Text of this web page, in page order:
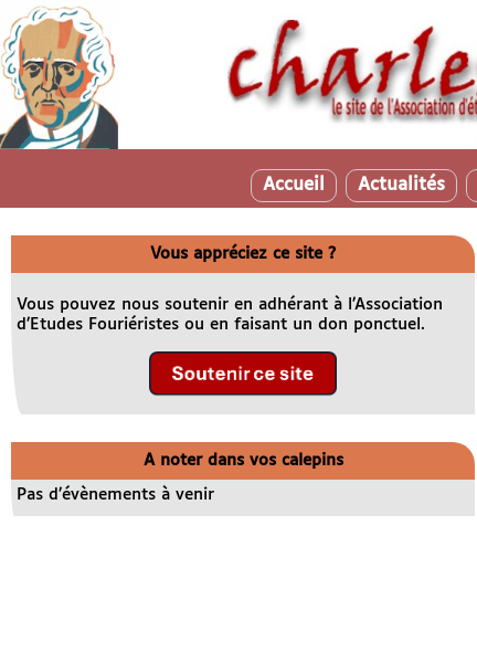
Accueil Actualités
Vous appréciez ce site ?
Vous pouvez nous soutenir en adhérant à l’Association
d’Etudes Fouriéristes ou en faisant un don ponctuel.
A noter dans vos calepins
Pas d’évènements à venir